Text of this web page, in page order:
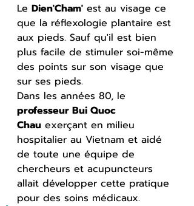
Le Dien'Cham' est au visage ce
que la réflexologie plantaire est
aux pieds. Sauf qu'il est bien
plus facile de stimuler soi-même
des points sur son visage que
sur ses pieds.
Dans les années 80, le
professeur Bui Quoc
Chau exerçant en milieu
hospitalier au Vietnam et aidé
de toute une équipe de
chercheurs et acupuncteurs
allait développer cette pratique
pour des soins médicaux.